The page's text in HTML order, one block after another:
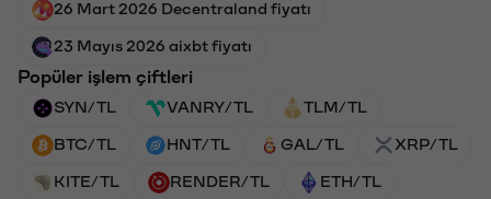
26 Mart 2026 Decentraland fiyatı
23 Mayıs 2026 aixbt fiyatı
Popüler işlem çiftleri
SYN/TL VANRY/TL TLM/TL
BTC/TL HNT/TL GAL/TL XRP/TL
KITE/TL RENDER/TL ETH/TL